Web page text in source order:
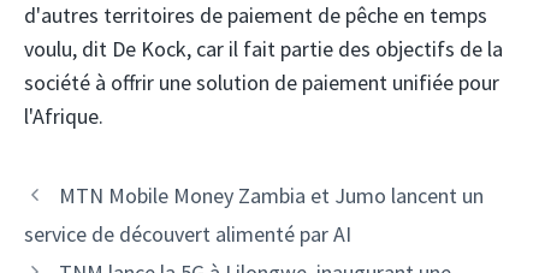
d'autres territoires de paiement de pêche en temps
voulu, dit De Kock, car il fait partie des objectifs de la
société à offrir une solution de paiement unifiée pour
l'Afrique.
Navigation
des
MTN Mobile Money Zambia et Jumo lancent un
service de découvert alimenté par AI